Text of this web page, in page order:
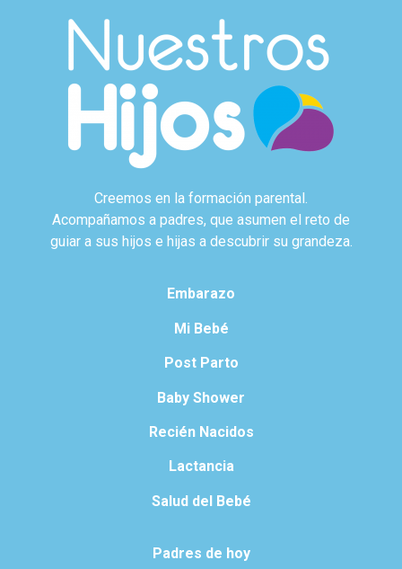
Creemos en la formación parental.
Acompañamos a padres, que asumen el reto de
guiar a sus hijos e hijas a descubrir su grandeza.
Embarazo
Mi Bebé
Post Parto
Baby Shower
Recién Nacidos
Lactancia
Salud del Bebé
Padres de hoy